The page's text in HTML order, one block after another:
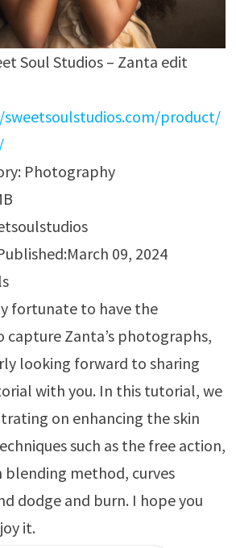
Soul Studios – Zanta edit
product/
Photography
09, 2024
fortunate to have the
Zanta’s photographs,
looking forward to sharing
with you. In this tutorial, we
on enhancing the skin
such as the free action,
blending method, curves
dodge and burn. I hope you
it.